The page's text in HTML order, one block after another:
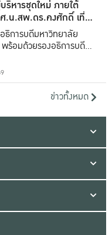
ริหารชุดใหม่ ภายใต้
.น.สพ.ดร.คงศักดิ์ เที่ยง
ธิการบดีมหาวิทยาลัย
ร้อมด้วยรองอธิการบดีทั้ง
ข่าวทั้งหมด